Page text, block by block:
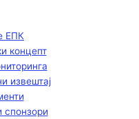
ЕПК
концепт
извештај
спонзори